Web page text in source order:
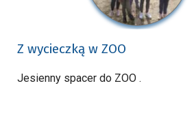
Z wycieczką w ZOO
Jesienny spacer do ZOO .